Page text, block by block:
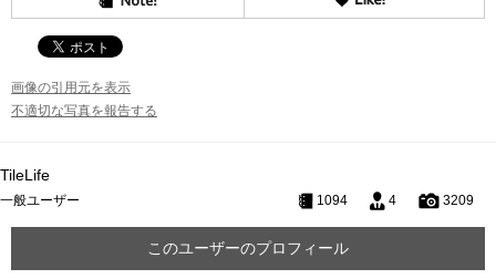
画像の引用元を表示
不適切な写真を報告する
TileLife
一般ユーザー 1094 4 3209
このユーザーのプロフィール